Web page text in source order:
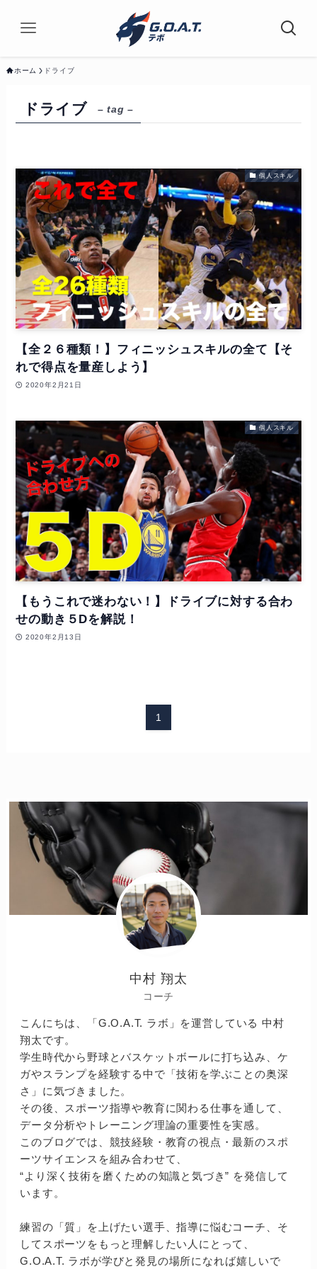
ホーム ドライブ
ドライブ – tag –
個人スキル
【全２６種類！】フィニッシュスキルの全て【そ
れで得点を量産しよう】
2020年2月21日
個人スキル
【もうこれで迷わない！】ドライブに対する合わ
せの動き５Dを解説！
2020年2月13日
1
中村 翔太
コーチ
こんにちは、「G.O.A.T. ラボ」を運営している 中村
翔太です。
学生時代から野球とバスケットボールに打ち込み、ケ
ガやスランプを経験する中で「技術を学ぶことの奥深
さ」に気づきました。
その後、スポーツ指導や教育に関わる仕事を通して、
データ分析やトレーニング理論の重要性を実感。
このブログでは、競技経験・教育の視点・最新のスポ
ーツサイエンスを組み合わせて、
“より深く技術を磨くための知識と気づき” を発信して
います。
練習の「質」を上げたい選手、指導に悩むコーチ、そ
してスポーツをもっと理解したい人にとって、
G.O.A.T. ラボが学びと発見の場所になれば嬉しいで